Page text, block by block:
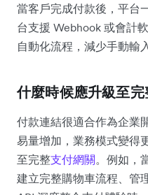
當客戶完成付款後，平台
台支援 Webhook 或會計
自動化流程，減少手動輸
什麼時候應升級至完
付款連結很適合作為企業
易量增加，業務模式變得
至完整支付網關。例如，
建立完整購物車流程、管